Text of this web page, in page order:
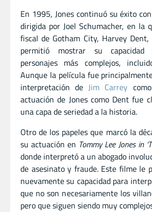
En 1995, Jones continuó su éxito con
dirigida por Joel Schumacher, en la
fiscal de Gotham City, Harvey
permitió mostrar su capacidad
personajes más complejos,
Aunque la película fue
interpretación de Jim Carrey
actuación de Jones como Dent fue
una capa de seriedad a la historia.
Otro de los papeles que marcó la
su actuación en Tommy Lee Jones in
donde interpretó a un abogado
de asesinato y fraude. Este filme le
nuevamente su capacidad para
que no son necesariamente los
pero que siguen siendo muy